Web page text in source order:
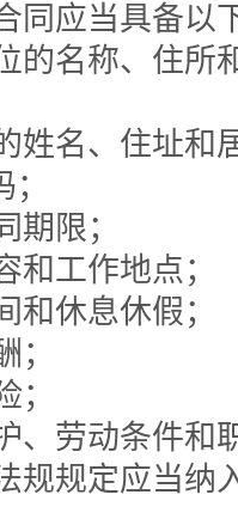
同应当具备以
的名称、住所
姓名、住址和
期限；
和工作地点；
和休息休假；
；
；
、劳动条件和
规规定应当纳